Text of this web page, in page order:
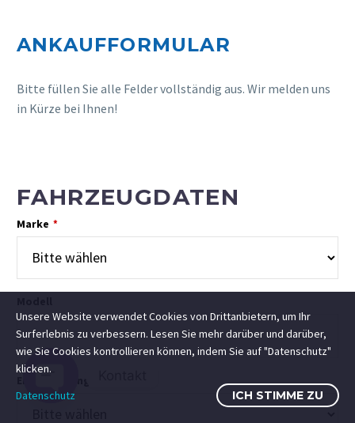
ANKAUFFORMULAR
Bitte füllen Sie alle Felder vollständig aus. Wir melden uns
in Kürze bei Ihnen!
FAHRZEUGDATEN
Marke *
Unsere Website verwendet Cookies von Drittanbietern, um Ihr
Surferlebnis zu verbessern. Lesen Sie mehr darüber und darüber,
wie Sie Cookies kontrollieren können, indem Sie auf "Datenschutz"
klicken.
Datenschutz
ICH STIMME ZU